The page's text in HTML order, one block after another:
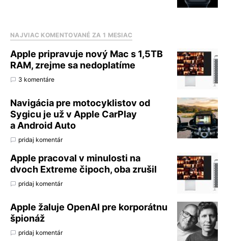
NAJVIAC KOMENTOVANÉ ZA 1 MESIAC
Apple pripravuje nový Mac s 1,5TB
RAM, zrejme sa nedoplatíme
3 komentáre
Navigácia pre motocyklistov od
Sygicu je už v Apple CarPlay
a Android Auto
pridaj komentár
Apple pracoval v minulosti na
dvoch Extreme čipoch, oba zrušil
pridaj komentár
Apple žaluje OpenAI pre korporátnu
špionáž
pridaj komentár